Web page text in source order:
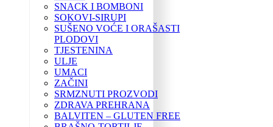
SNACK I BOMBONI
SOKOVI-SIRUPI
SUŠENO VOĆE I ORAŠASTI
PLODOVI
TJESTENINA
ULJE
UMACI
ZAČINI
SRMZNUTI PROZVODI
ZDRAVA PREHRANA
BALVITEN – GLUTEN FREE